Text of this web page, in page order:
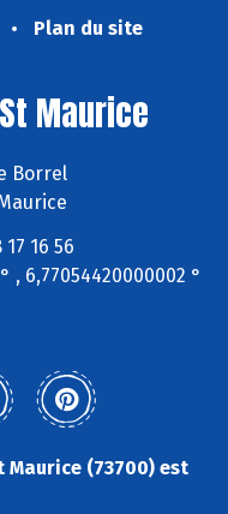
Plan du site
Maurice
Borrel
17 16 56
, 6,77054420000002 °
(73700) est